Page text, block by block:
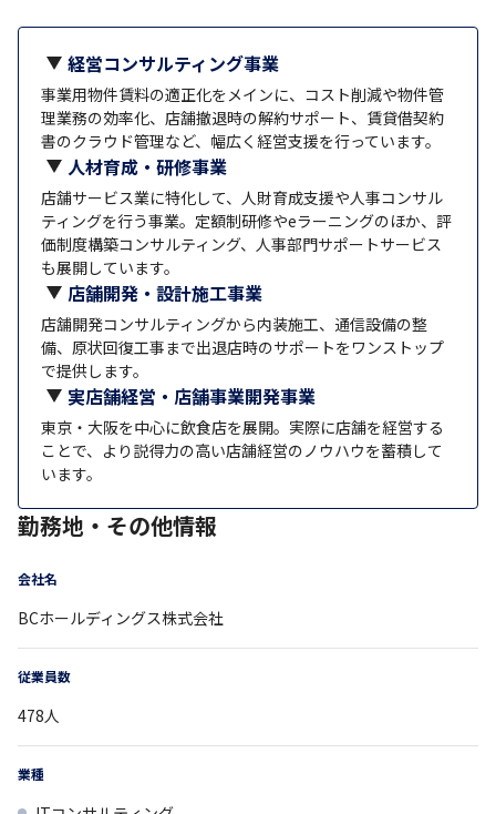
経営コンサルティング事業
事業用物件賃料の適正化をメインに、コスト削減や物件管
理業務の効率化、店舗撤退時の解約サポート、賃貸借契約
書のクラウド管理など、幅広く経営支援を行っています。
人材育成・研修事業
店舗サービス業に特化して、人財育成支援や人事コンサル
ティングを行う事業。定額制研修やeラーニングのほか、評
価制度構築コンサルティング、人事部門サポートサービス
も展開しています。
店舗開発・設計施工事業
店舗開発コンサルティングから内装施工、通信設備の整
備、原状回復工事まで出退店時のサポートをワンストップ
で提供します。
実店舗経営・店舗事業開発事業
東京・大阪を中心に飲食店を展開。実際に店舗を経営する
ことで、より説得力の高い店舗経営のノウハウを蓄積して
います。
勤務地・その他情報
会社名
BCホールディングス株式会社
従業員数
478人
業種